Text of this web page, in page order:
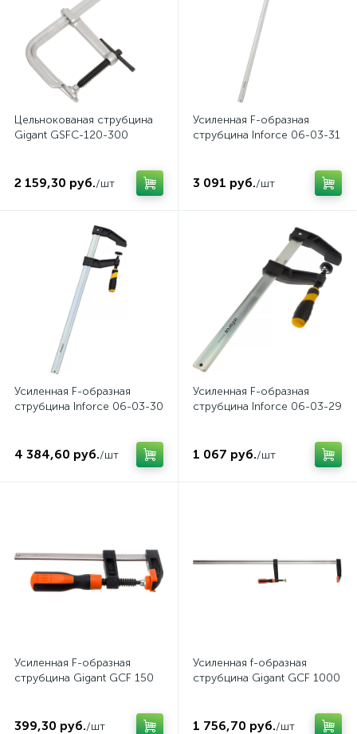
Цельнокованая струбцина
Gigant GSFC-120-300
2 159,30 руб./шт
Усиленная F-образная
струбцина Inforce 06-03-31
3 091 руб./шт
Усиленная F-образная
струбцина Inforce 06-03-30
4 384,60 руб./шт
Усиленная F-образная
струбцина Inforce 06-03-29
1 067 руб./шт
Усиленная F-образная
струбцина Gigant GCF 150
399,30 руб./шт
Усиленная f-образная
струбцина Gigant GCF 1000
1 756,70 руб./шт